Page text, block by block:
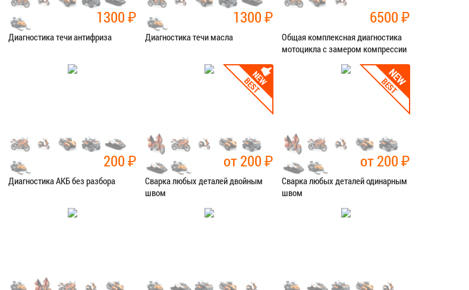
1300₽
Диагностика течи антифриза
Диагностика
1300₽
Диагностика течи масла
Диагностика
ЗАПИСАТЬСЯ В СЕРВИС
6500₽
Общая комплексная диагностика
мотоцикла с замером компрессии
Диагностика
ЗАПИСАТЬСЯ В СЕРВИС
200₽
Диагностика АКБ без разбора
Диагностика
от 200₽
Сварка любых деталей двойным
швом
Сварочные работы
от 200₽
Сварка любых деталей одинарным
швом
Сварочные работы